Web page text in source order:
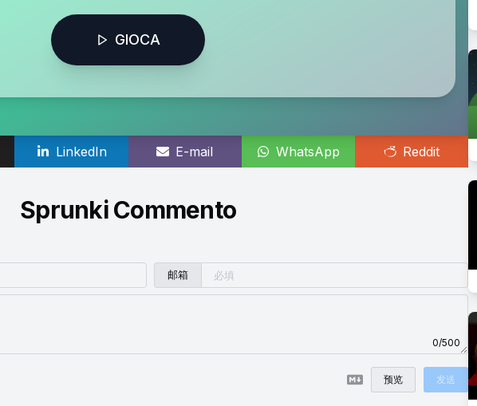
GIOCA
LinkedIn E-mail WhatsApp Reddit
Sprunki Commento
邮箱
0/500
预览 发送